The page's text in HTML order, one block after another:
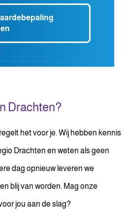
Drachten?
het voor je. Wij hebben kennis
Drachten en weten als geen
dag opnieuw leveren we
blij van worden. Mag onze
jou aan de slag?